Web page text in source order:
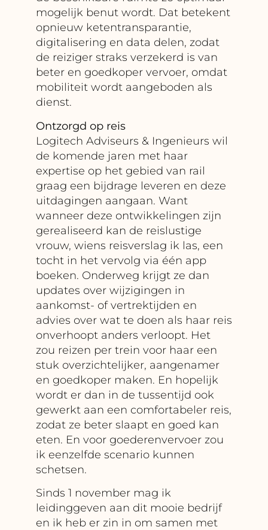
mogelijk benut wordt. Dat betekent
opnieuw ketentransparantie,
digitalisering en data delen, zodat
de reiziger straks verzekerd is van
beter en goedkoper vervoer, omdat
mobiliteit wordt aangeboden als
dienst.
Ontzorgd op reis
Logitech Adviseurs & Ingenieurs wil
de komende jaren met haar
expertise op het gebied van rail
graag een bijdrage leveren en deze
uitdagingen aangaan. Want
wanneer deze ontwikkelingen zijn
gerealiseerd kan de reislustige
vrouw, wiens reisverslag ik las, een
tocht in het vervolg via één app
boeken. Onderweg krijgt ze dan
updates over wijzigingen in
aankomst- of vertrektijden en
advies over wat te doen als haar reis
onverhoopt anders verloopt. Het
zou reizen per trein voor haar een
stuk overzichtelijker, aangenamer
en goedkoper maken. En hopelijk
wordt er dan in de tussentijd ook
gewerkt aan een comfortabeler reis,
zodat ze beter slaapt en goed kan
eten. En voor goederenvervoer zou
ik eenzelfde scenario kunnen
schetsen.
Sinds 1 november mag ik
leidinggeven aan dit mooie bedrijf
en ik heb er zin in om samen met